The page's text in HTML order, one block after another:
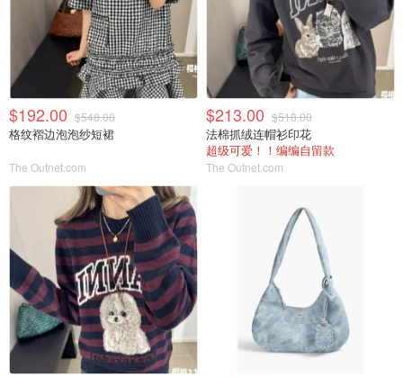
$192.00 $548.00
格纹褶边泡泡纱短裙
The Outnet.com
$213.00 $518.00
法棉抓绒连帽衫印花
超级可爱！！编编自留款
The Outnet.com